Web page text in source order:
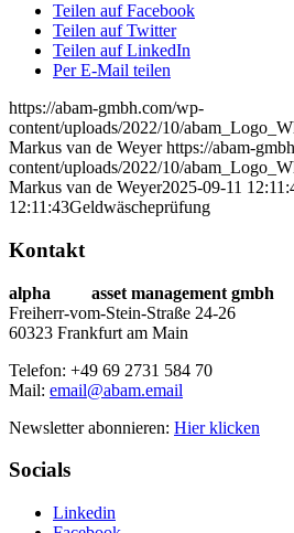
Teilen auf Facebook
Teilen auf Twitter
Teilen auf LinkedIn
Per E-Mail teilen
https://abam-gmbh.com/wp-
content/uploads/2022/10/
Markus van de Weyer https://abam-
content/uploads/2022/10/
Markus van de Weyer2025-09-11
12:11:43Geldwäscheprüfung
Kontakt
alpha
asset management gmbh
Freiherr-vom-Stein-Straße 24-26
60323 Frankfurt am Main
Telefon: +49 69 2731 584 70
Mail: email@abam.email
Newsletter abonnieren: Hier klicken
Socials
Linkedin